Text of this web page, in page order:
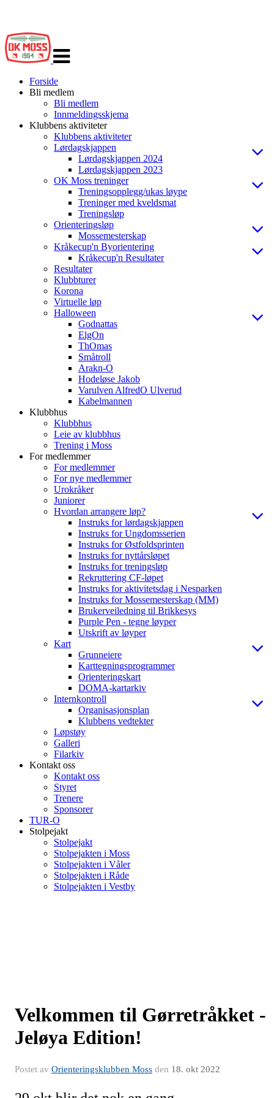
navigasjon
Forside
Bli medlem
Bli medlem
Innmeldingsskjema
Klubbens aktiviteter
Klubbens aktiviteter
Lørdagskjappen
Lørdagskjappen 2024
Lørdagskjappen 2023
OK Moss treninger
Treningsopplegg/ukas løype
Treninger med kveldsmat
Treningsløp
Orienteringsløp
Mossemesterskap
Kråkecup'n Byorientering
Kråkecup'n Resultater
Resultater
Klubbturer
Korona
Virtuelle løp
Halloween
Godnattas
ElgOn
ThOmas
Småtroll
Arakn-O
Hodeløse Jakob
Varulven AlfredO Ulverud
Kabelmannen
Klubbhus
Klubbhus
Leie av klubbhus
Trening i Moss
For medlemmer
For medlemmer
For nye medlemmer
Urokråker
Juniorer
Hvordan arrangere løp?
Instruks for lørdagskjappen
Instruks for Ungdomsserien
Instruks for Østfoldsprinten
Instruks for nyttårsløpet
Instruks for treningsløp
Rekruttering CF-løpet
Instruks for aktivitetsdag i Nesparken
Instruks for Mossemesterskap (MM)
Brukerveiledning til Brikkesys
Purple Pen - tegne løyper
Utskrift av løyper
Kart
Grunneiere
Karttegningsprogrammer
Orienteringskart
DOMA-kartarkiv
Internkontroll
Organisasjonsplan
Klubbens vedtekter
Løpstøy
Galleri
Filarkiv
Kontakt oss
Kontakt oss
Styret
Trenere
Sponsorer
TUR-O
Stolpejakt
Stolpejakt
Stolpejakten i Moss
Stolpejakten i Våler
Stolpejakten i Råde
Stolpejakten i Vestby
Velkommen til Gørretråkket -
Jeløya Edition!
Postet av Orienteringsklubben Moss den 18. okt 2022